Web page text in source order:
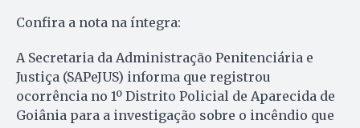
Confira a nota na íntegra:
A Secretaria da Administração Penitenciária e
Justiça (SAPeJUS) informa que registrou
ocorrência no 1º Distrito Policial de Aparecida de
Goiânia para a investigação sobre o incêndio que